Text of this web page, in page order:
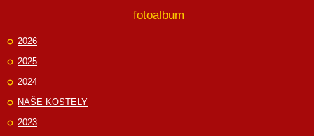
fotoalbum
2026
2025
2024
NAŠE KOSTELY
2023